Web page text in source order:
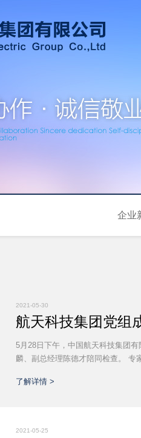
企业
2021-05-30
航天科技集团党组
5月28日下午，中国航天科技集团
麟、副总经理陈德才陪同检查。
了解详情 >
2021-05-25